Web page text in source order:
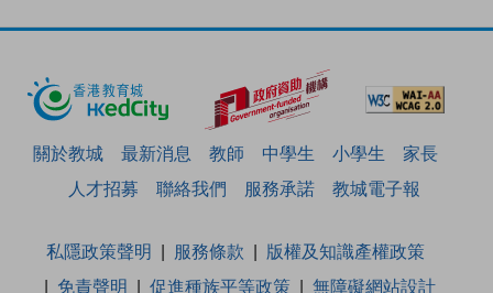
關於教城 最新消息 教師 中學生 小學生
家長
人才招募
聯絡我們 服務承諾 教城電子報
私隱政策聲明 服務條款
版權及知識產權政策
免責聲明
促進種族平等政策 無障礙網站設計